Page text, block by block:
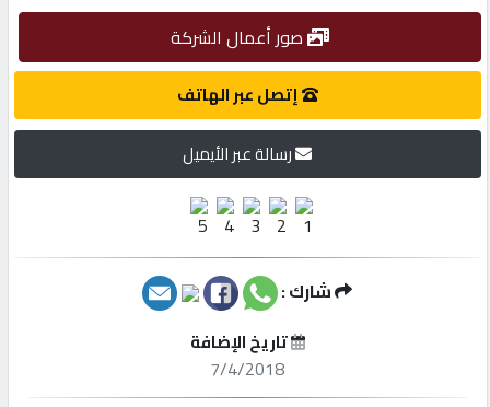
شركات
صور أعمال الشركة
إتصل عبر الهاتف
رسالة عبر الأيميل
شارك :
تاريخ الإضافة
7/4/2018